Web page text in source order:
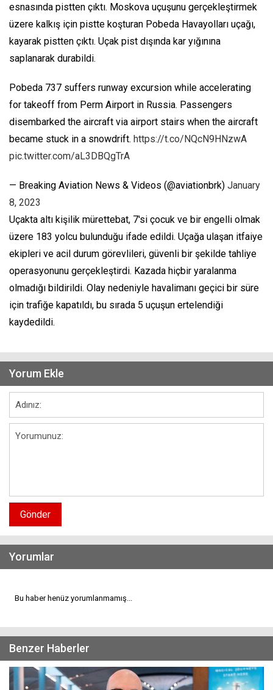
esnasında pistten çıktı. Moskova uçuşunu gerçekleştirmek
üzere kalkış için pistte koşturan Pobeda Havayolları uçağı,
kayarak pistten çıktı. Uçak pist dışında kar yığınına
saplanarak durabildi.
Pobeda 737 suffers runway excursion while accelerating
for takeoff from Perm Airport in Russia. Passengers
disembarked the aircraft via airport stairs when the aircraft
became stuck in a snowdrift. https://t.co/NQcN9HNzwA
pic.twitter.com/aL3DBQgTrA
— Breaking Aviation News & Videos (@aviationbrk) January
8, 2023
Uçakta altı kişilik mürettebat, 7'si çocuk ve bir engelli olmak
üzere 183 yolcu bulunduğu ifade edildi. Uçağa ulaşan itfaiye
ekipleri ve acil durum görevlileri, güvenli bir şekilde tahliye
operasyonunu gerçekleştirdi. Kazada hiçbir yaralanma
olmadığı bildirildi. Olay nedeniyle havalimanı geçici bir süre
için trafiğe kapatıldı, bu sırada 5 uçuşun ertelendiği
kaydedildi.
Yorum Ekle
Gönder
Yorumlar
Bu haber henüz yorumlanmamış...
Benzer Haberler